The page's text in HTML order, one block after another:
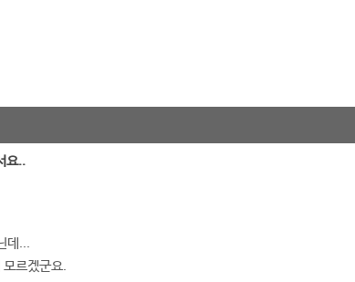
요..
데...
모르겠군요.